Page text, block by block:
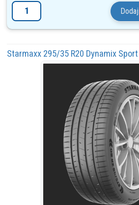
Starmaxx 295/35 R20 Dynamix